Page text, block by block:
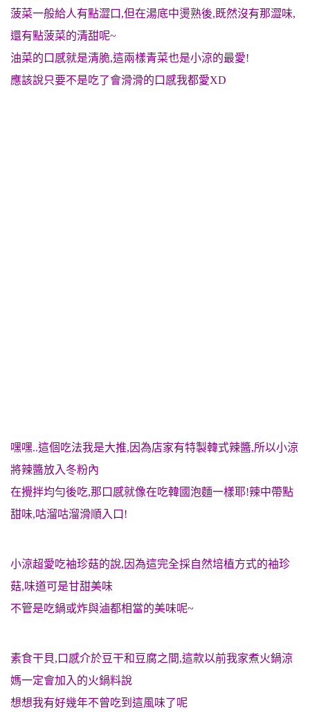
菠菜一般給人有點澀口,但在湯底中燙熟後,既然沒有那澀味,
還有點菠菜的清甜呢~
油菜的口感就是清脆,這兩樣青菜也是小涼的最愛!
應該說只要不是吃了會滑滑的口感我都愛XD
嘿嘿..這個吃法我是大推,因為店家有特製韓式辣醬,所以小涼
將辣醬放入冬粉內
在攪拌均勻後吃,那口感就像在吃韓國泡麵一樣耶!辣中帶點
甜味,咕溜咕溜滑順入口!
小涼超愛吃袖珍菇的說,因為這完全採自然培植方式的袖珍
菇,味道可是甘甜美味
不管是吃鍋或炸與滷都相當的美味呢~
素食干貝,口感介於豆干和豆腐之間,這款以前我家煮火鍋涼
媽一定會加入的火鍋料說
想想我有好幾年不曾吃到這風味了呢